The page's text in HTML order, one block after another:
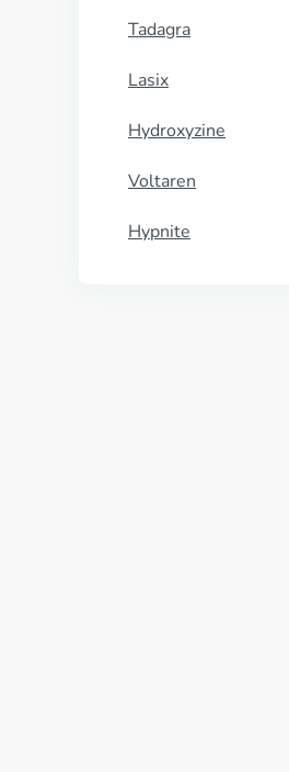
Tadagra
Lasix
Hydroxyzine
Voltaren
Hypnite